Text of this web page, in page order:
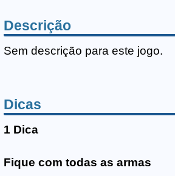
Descrição
Sem descrição para este jogo.
Dicas
1 Dica
Fique com todas as armas